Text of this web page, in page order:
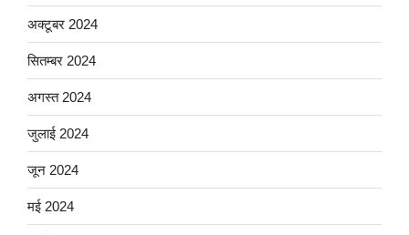
अक्टूबर 2024
सितम्बर 2024
अगस्त 2024
जुलाई 2024
जून 2024
मई 2024